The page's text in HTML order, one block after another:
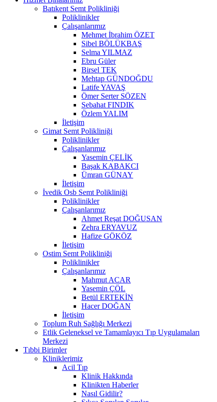
Batıkent Semt Polikliniği
Poliklinikler
Çalışanlarımız
Mehmet İbrahim ÖZET
Sibel BÖLÜKBAŞ
Selma YILMAZ
Ebru Güler
Birsel TEK
Mehtap GÜNDOĞDU
Latife YAVAŞ
Ömer Serter SÖZEN
Sebahat FINDIK
Özlem YALIM
İletişim
Gimat Semt Polikliniği
Poliklinikler
Çalışanlarımız
Yasemin ÇELİK
Başak KABAKCI
Ümran GÜNAY
İletişim
İvedik Osb Semt Polikliniği
Poliklinikler
Çalışanlarımız
Ahmet Reşat DOĞUSAN
Zehra ERYAVUZ
Hafize GÖKÖZ
İletişim
Ostim Semt Polikliniği
Poliklinikler
Çalışanlarımız
Mahmut ACAR
Yasemin ÇÖL
Betül ERTEKİN
Hacer DOĞAN
İletişim
Toplum Ruh Sağlığı Merkezi
Etlik Geleneksel ve Tamamlayıcı Tıp Uygulamaları
Merkezi
Tıbbi Birimler
Kliniklerimiz
Acil Tıp
Klinik Hakkında
Klinikten Haberler
Nasıl Gidilir?